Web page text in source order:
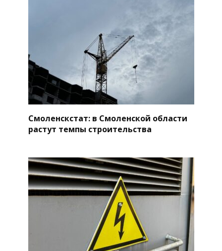
Смоленскстат: в Смоленской области
растут темпы строительства